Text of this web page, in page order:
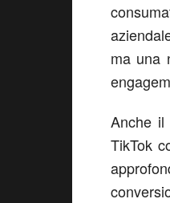
ma una
Anche il
TikTok